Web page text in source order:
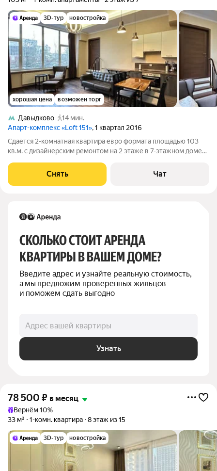
3D-тур новостройка
хорошая цена возможен торг
Давыдково
14 мин.
Апарт-комплекс «Loft 151», 1 квартал 2016
Сдаётся 2-комнатная квартира евро формата площадью 103
кв.м. с дизайнерским ремонтом на 2 этаже в 7-этажном доме
Посудомоечная машина
Снять Чат
СКОЛЬКО СТОИТ АРЕНДА
КВАРТИРЫ В ВАШЕМ ДОМЕ?
Введите адрес и узнайте реальную стоимость,
а мы предложим проверенных жильцов
и поможем сдать выгодно
Адрес вашей квартиры
Узнать
78 500 ₽ в месяц
Вернём 10%
33 м²
1-комн. квартира 8 этаж из 15
3D-тур новостройка